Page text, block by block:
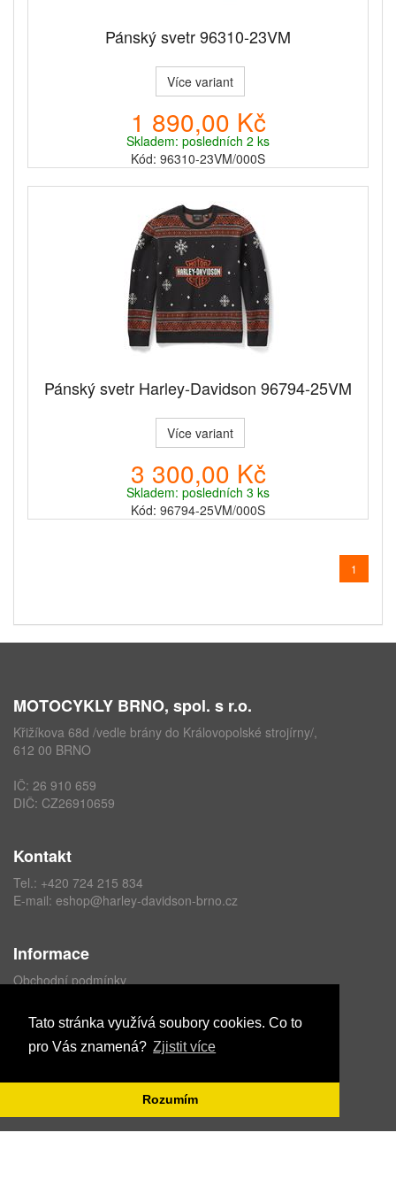
Tato stránka využívá soubory cookies. Co to
pro Vás znamená? Zjistit více
Rozumím
Pánský svetr 96310-23VM
Více variant
1 890,00 Kč
Skladem: posledních 2 ks
Kód: 96310-23VM/000S
Pánský svetr Harley-Davidson 96794-25VM
Více variant
3 300,00 Kč
Skladem: posledních 3 ks
Kód: 96794-25VM/000S
1
MOTOCYKLY BRNO, spol. s r.o.
Křižíkova 68d /vedle brány do Královopolské strojírny/,
612 00 BRNO
IČ: 26 910 659
DIČ: CZ26910659
Kontakt
Tel.: +420 724 215 834
E-mail: eshop@harley-davidson-brno.cz
Informace
Obchodní podmínky
Formulář odstoupení od kupní smlouvy
Copyright © ABRA Software a.s. 2021